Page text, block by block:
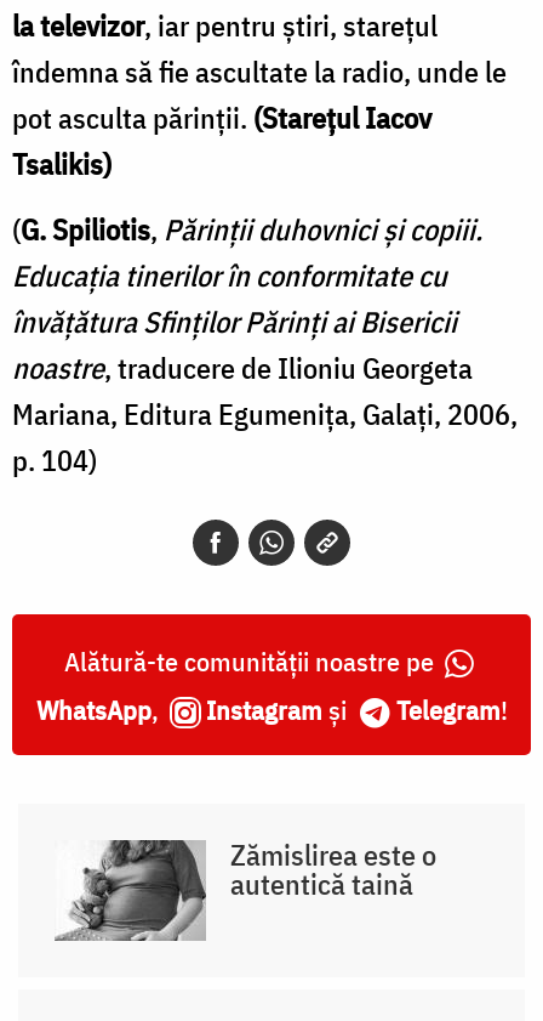
la televizor, iar pentru ştiri, stareţul
îndemna să fie ascultate la radio, unde le
pot asculta părinţii. (Starețul Iacov
Tsalikis)
(G. Spiliotis, Părinții duhovnici și copiii.
Educația tinerilor în conformitate cu
învățătura Sfinților Părinți ai Bisericii
noastre, traducere de Ilioniu Georgeta
Mariana, Editura Egumenița, Galați, 2006,
p. 104)
Alătură-te comunității noastre pe
WhatsApp, Instagram și Telegram!
Zămislirea este o
autentică taină